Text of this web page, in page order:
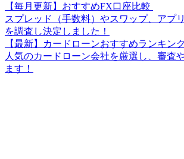
【毎月更新】おすすめFX口座比較
スプレッド（手数料）やスワップ、アプ
を調査し決定しました！
【最新】カードローンおすすめランキン
人気のカードローン会社を厳選し、審査
ます！